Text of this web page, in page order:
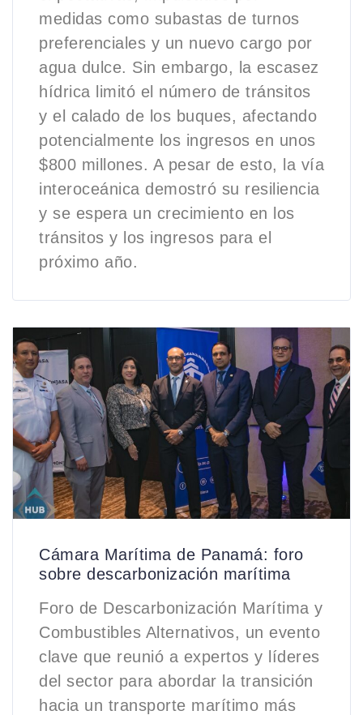
medidas como subastas de turnos
preferenciales y un nuevo cargo por
agua dulce. Sin embargo, la escasez
hídrica limitó el número de tránsitos
y el calado de los buques, afectando
potencialmente los ingresos en unos
$800 millones. A pesar de esto, la vía
interoceánica demostró su resiliencia
y se espera un crecimiento en los
tránsitos y los ingresos para el
próximo año.
Cámara Marítima de Panamá: foro
sobre descarbonización marítima
Foro de Descarbonización Marítima y
Combustibles Alternativos, un evento
clave que reunió a expertos y líderes
del sector para abordar la transición
hacia un transporte marítimo más